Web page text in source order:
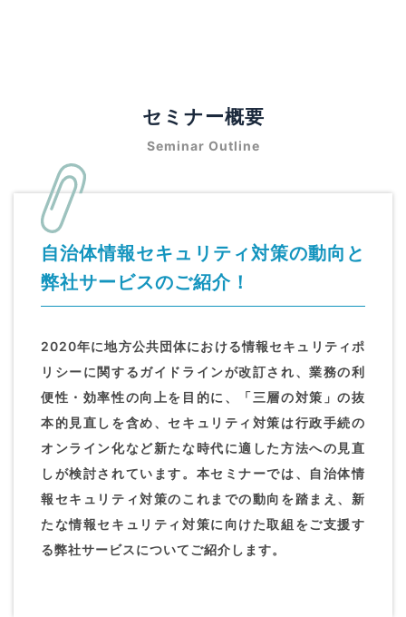
セミナー概要
Seminar Outline
自治体情報セキュリティ対策の動向と
弊社サービスのご紹介！
2020年に地方公共団体における情報セキュリティポ
リシーに関するガイドラインが改訂され、業務の利
便性・効率性の向上を目的に、「三層の対策」の抜
本的見直しを含め、セキュリティ対策は行政手続の
オンライン化など新たな時代に適した方法への見直
しが検討されています。本セミナーでは、自治体情
報セキュリティ対策のこれまでの動向を踏まえ、新
たな情報セキュリティ対策に向けた取組をご支援す
る弊社サービスについてご紹介します。